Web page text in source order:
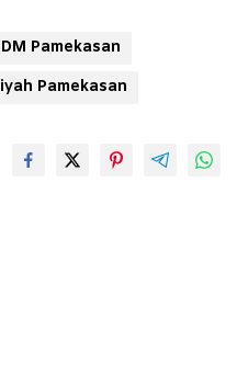
Pamekasan
Pamekasan